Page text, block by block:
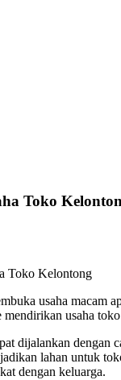
Toko
usaha macam
usaha
dijalankan dengan
lahan untuk
dengan keluarga.